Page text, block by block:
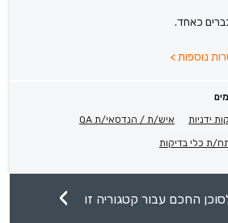
כאחד.
נוספות>
ידניות איש/ת / הנדסאי/ת QA
ת כלי בדיקות
החכם עבור קטגוריה זו